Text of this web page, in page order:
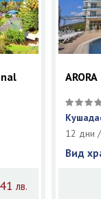
лв.
ARORA
12 дни
Вид